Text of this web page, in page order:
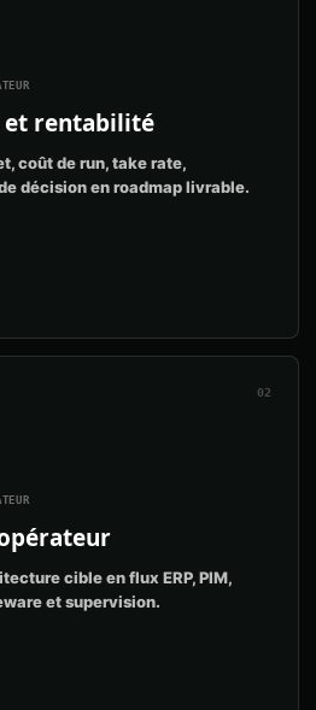
et rentabilité
coût de run, take rate,
décision en roadmap livrable.
02
cible en flux ERP, PIM,
et supervision.